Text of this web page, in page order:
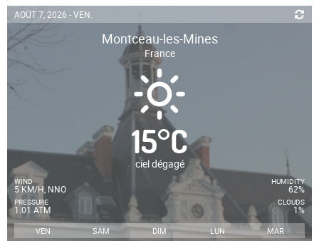
AOÛT 7, 2026 - VEN.
Montceau-les-Mines
France
15°C
ciel dégagé
WIND
5 KM/H, NNO
PRESSURE
1.01 ATM
HUMIDITY
62%
CLOUDS
1%
VEN SAM DIM LUN MAR